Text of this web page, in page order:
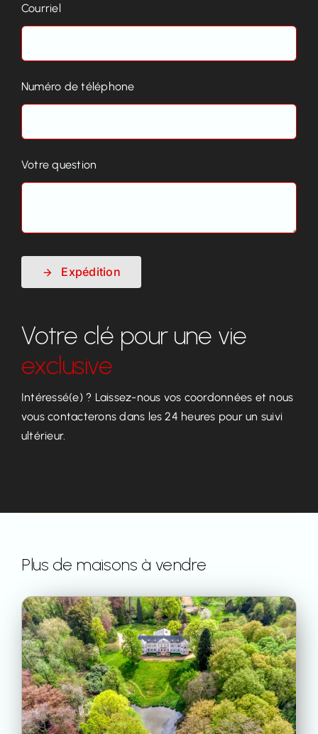
Courriel
Numéro de téléphone
Votre question
Expédition
Votre clé pour une vie
exclusive
Intéressé(e) ? Laissez-nous vos coordonnées et nous
vous contacterons dans les 24 heures pour un suivi
ultérieur.
Plus de maisons à vendre